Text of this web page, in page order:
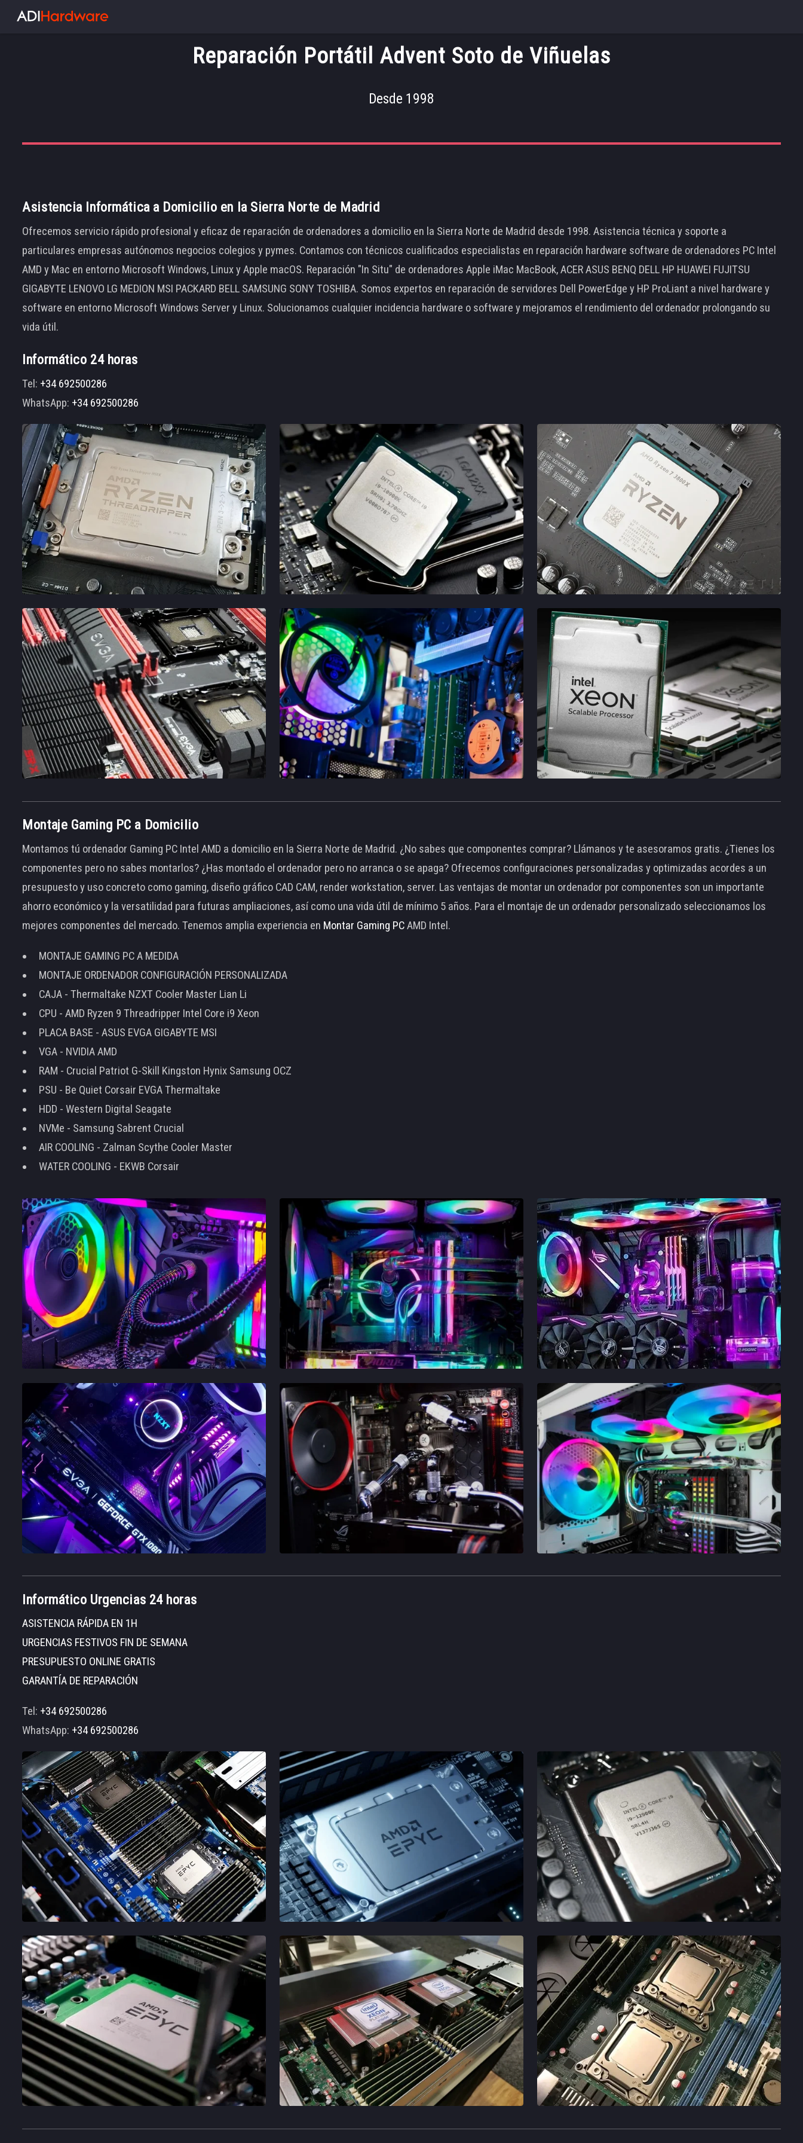
Reparación Portátil Advent Soto de Viñuelas
Desde 1998
Asistencia Informática a Domicilio en la Sierra Norte de Madrid
Ofrecemos servicio rápido profesional y eficaz de reparación de ordenadores a domicilio en la Sierra Norte de Madrid desde 1998. Asistencia técnica y soporte a
particulares empresas autónomos negocios colegios y pymes. Contamos con técnicos cualificados especialistas en reparación hardware software de ordenadores PC Intel
AMD y Mac en entorno Microsoft Windows, Linux y Apple macOS. Reparación "In Situ" de ordenadores Apple iMac MacBook, ACER ASUS BENQ DELL HP HUAWEI FUJITSU
GIGABYTE LENOVO LG MEDION MSI PACKARD BELL SAMSUNG SONY TOSHIBA. Somos expertos en reparación de servidores Dell PowerEdge y HP ProLiant a nivel hardware y
software en entorno Microsoft Windows Server y Linux. Solucionamos cualquier incidencia hardware o software y mejoramos el rendimiento del ordenador prolongando su
vida útil.
Informático 24 horas
Tel: +34 692500286
WhatsApp: +34 692500286
Montaje Gaming PC a Domicilio
Montamos tú ordenador Gaming PC Intel AMD a domicilio en la Sierra Norte de Madrid. ¿No sabes que componentes comprar? Llámanos y te asesoramos gratis. ¿Tienes los
componentes pero no sabes montarlos? ¿Has montado el ordenador pero no arranca o se apaga? Ofrecemos configuraciones personalizadas y optimizadas acordes a un
presupuesto y uso concreto como gaming, diseño gráfico CAD CAM, render workstation, server. Las ventajas de montar un ordenador por componentes son un importante
ahorro económico y la versatilidad para futuras ampliaciones, así como una vida útil de mínimo 5 años. Para el montaje de un ordenador personalizado seleccionamos los
mejores componentes del mercado. Tenemos amplia experiencia en Montar Gaming PCAMD Intel.
MONTAJE GAMING PC A MEDIDA
MONTAJE ORDENADOR CONFIGURACIÓN PERSONALIZADA
CAJA - Thermaltake NZXT Cooler Master Lian Li
CPU - AMD Ryzen 9 Threadripper Intel Core i9 Xeon
PLACA BASE - ASUS EVGA GIGABYTE MSI
VGA - NVIDIA AMD
RAM - Crucial Patriot G-Skill Kingston Hynix Samsung OCZ
PSU - Be Quiet Corsair EVGA Thermaltake
HDD - Western Digital Seagate
NVMe - Samsung Sabrent Crucial
AIR COOLING - Zalman Scythe Cooler Master
WATER COOLING - EKWB Corsair
Informático Urgencias 24 horas
ASISTENCIA RÁPIDA EN 1H
URGENCIAS FESTIVOS FIN DE SEMANA
PRESUPUESTO ONLINE GRATIS
GARANTÍA DE REPARACIÓN
Tel: +34 692500286
WhatsApp: +34 692500286